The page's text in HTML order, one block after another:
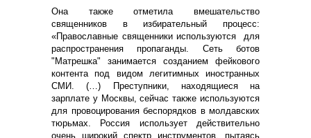
Она также отметила вмешательство
священников в избирательный процесс:
«Православные священники используются для
распространения пропаганды. Сеть ботов
"Матрешка" занимается созданием фейкового
контента под видом легитимных иностранных
СМИ. (…) Преступники, находящиеся на
зарплате у Москвы, сейчас также используются
для провоцирования беспорядков в молдавских
тюрьмах. Россия использует действительно
очень широкий спектр инструментов, пытаясь